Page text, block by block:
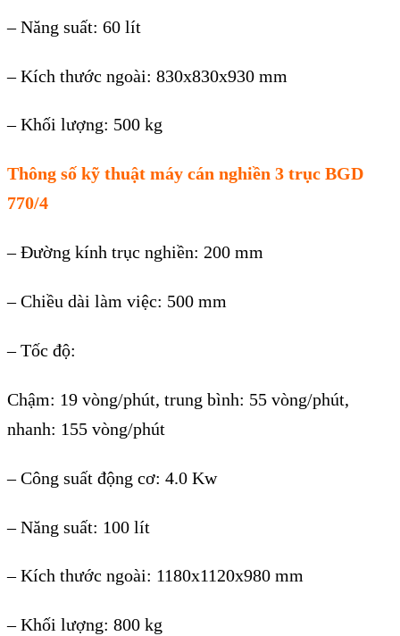
– Năng suất: 60 lít
– Kích thước ngoài: 830x830x930 mm
– Khối lượng: 500 kg
Thông số kỹ thuật máy cán nghiền 3 trục BGD
770/4
– Đường kính trục nghiền: 200 mm
– Chiều dài làm việc: 500 mm
– Tốc độ:
Chậm: 19 vòng/phút, trung bình: 55 vòng/phút,
nhanh: 155 vòng/phút
– Công suất động cơ: 4.0 Kw
– Năng suất: 100 lít
– Kích thước ngoài: 1180x1120x980 mm
– Khối lượng: 800 kg